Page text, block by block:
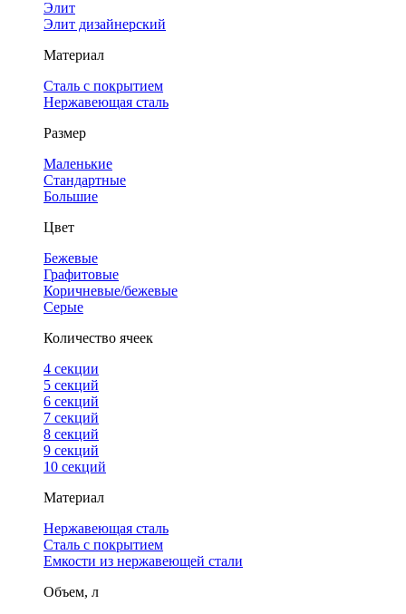
Элит
Элит дизайнерский
Материал
Сталь с покрытием
Нержавеющая сталь
Размер
Маленькие
Стандартные
Большие
Цвет
Бежевые
Графитовые
Коричневые/бежевые
Серые
Количество ячеек
4 cекции
5 секций
6 секций
7 секций
8 секций
9 секций
10 секций
Материал
Нержавеющая сталь
Сталь с покрытием
Емкости из нержавеющей стали
Объем, л